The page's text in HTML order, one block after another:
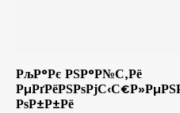
РљР°Рє РЅР°Р№С‚Рё
РѕР±Р±Рё